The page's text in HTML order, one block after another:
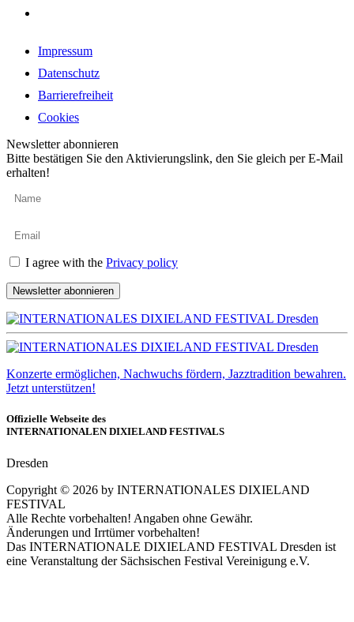
Impressum
Datenschutz
Barrierefreiheit
Cookies
Newsletter abonnieren
Bitte bestätigen Sie den Aktivierungslink, den Sie gleich per E-Mail
erhalten!
I agree with the Privacy policy
Newsletter abonnieren
Konzerte ermöglichen, Nachwuchs fördern, Jazztradition bewahren.
Jetzt unterstützen!
Offizielle Webseite des
INTERNATIONALEN DIXIELAND FESTIVALS
Dresden
Copyright © 2026 by INTERNATIONALES DIXIELAND
FESTIVAL
Alle Rechte vorbehalten! Angaben ohne Gewähr.
Änderungen und Irrtümer vorbehalten!
Das INTERNATIONALE DIXIELAND FESTIVAL Dresden ist
eine Veranstaltung der Sächsischen Festival Vereinigung e.V.